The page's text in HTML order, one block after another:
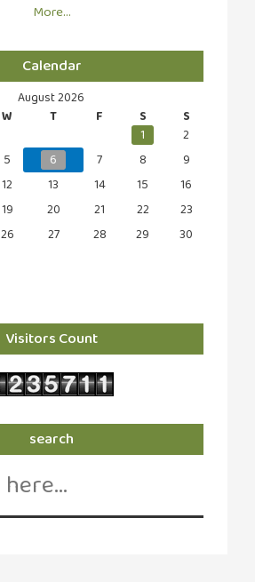
More…
Calendar
August 2026
W T F S
S
1
2
5 6 7 8
9
12 13 14 15
16
19 20 21 22
23
26 27 28 29
30
Visitors Count
search